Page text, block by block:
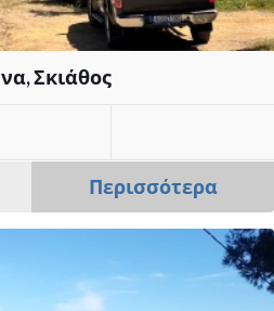
Σκιάθος
Περισσότερα